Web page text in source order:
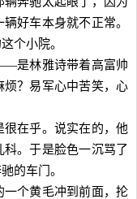
好车本身就不正常。
个小院。
是林雅诗带着高富帅
？易军心中苦笑，心
在乎。说实在的，他
。于是脸色一沉骂了
的车门。
个黄毛冲到前面，抡